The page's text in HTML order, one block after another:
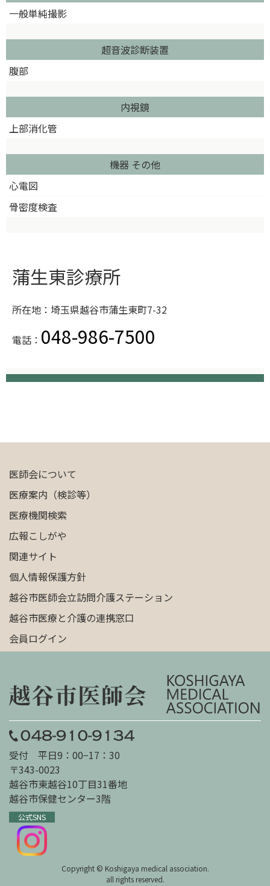
一般単純撮影
超音波診断装置
腹部
内視鏡
上部消化管
機器 その他
心電図
骨密度検査
蒲生東診療所
所在地：埼玉県越谷市蒲生東町7-32
電話： 048-986-7500
医師会について
医療案内（検診等）
医療機関検索
広報こしがや
関連サイト
個人情報保護方針
越谷市医師会立訪問介護ステーション
越谷市医療と介護の連携窓口
会員ログイン
受付 平日9：00−17：30
〒343-0023
越谷市東越谷10丁目31番地
越谷市保健センター3階
公式SNS
Copyright © Koshigaya medical association.
all rights reserved.